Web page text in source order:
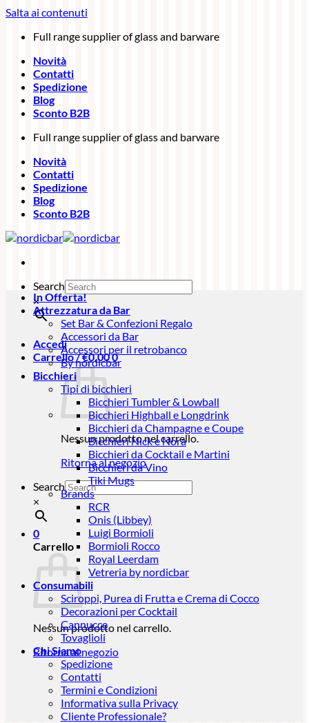
Salta ai contenuti
Full range supplier of glass and barware
Novità
Contatti
Spedizione
Blog
Sconto B2B
Full range supplier of glass and barware
Novità
Contatti
Spedizione
Blog
Sconto B2B
Search
×
Accedi
Carrello /€0,000
Nessun prodotto nel carrello.
Ritorna al negozio
Search
×
0
Carrello
Nessun prodotto nel carrello.
Ritorna al negozio
In Offerta!
Attrezzatura da Bar
Set Bar & Confezioni Regalo
Accessori da Bar
Accessori per il retrobanco
By nordicbar
Bicchieri
Tipi di bicchieri
Bicchieri Tumbler & Lowball
Bicchieri Highball e Longdrink
Bicchieri da Champagne e Coupe
Bicchieri Nick e Nora
Bicchieri da Cocktail e Martini
Bicchieri da Vino
Tiki Mugs
Brands
RCR
Onis (Libbey)
Luigi Bormioli
Bormioli Rocco
Royal Leerdam
Vetreria by nordicbar
Consumabili
Sciroppi, Purea di Frutta e Crema di Cocco
Decorazioni per Cocktail
Cannucce
Tovaglioli
Chi Siamo
Spedizione
Contatti
Termini e Condizioni
Informativa sulla Privacy
Cliente Professionale?